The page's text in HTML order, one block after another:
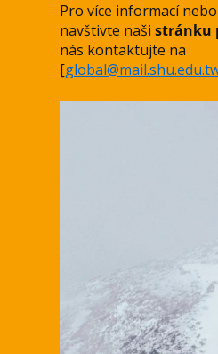
Pro více informací
navštivte našistránku
nás kontaktujte na
[